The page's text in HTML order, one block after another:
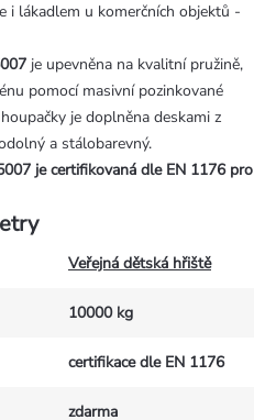
i lákadlem u komerčních objektů -
je upevněna na kvalitní pružině,
pomocí masivní pozinkované
je doplněna deskami z
a stálobarevný.
je certifikovaná dle EN 1176 pro
Veřejná dětská hřiště
10000 kg
certifikace dle EN 1176
zdarma